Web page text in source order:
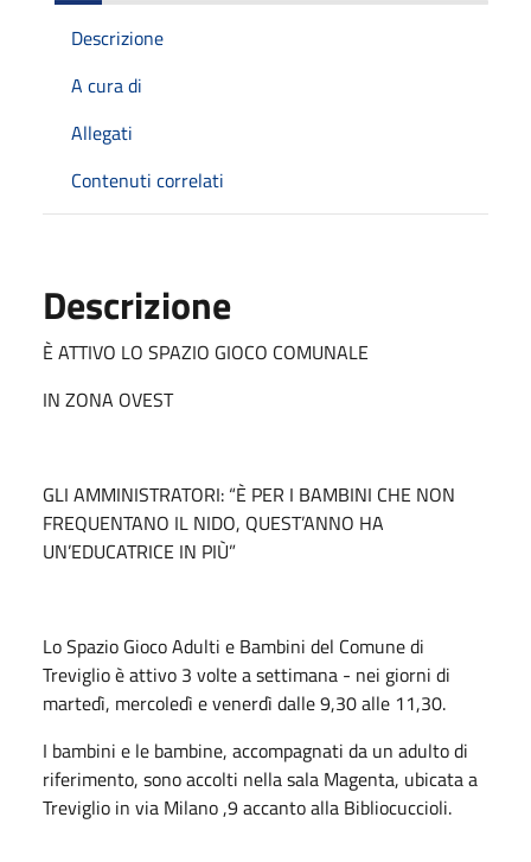
Descrizione
A cura di
Allegati
Contenuti correlati
Descrizione
È ATTIVO LO SPAZIO GIOCO COMUNALE
IN ZONA OVEST
GLI AMMINISTRATORI: “È PER I BAMBINI CHE NON
FREQUENTANO IL NIDO, QUEST’ANNO HA
UN’EDUCATRICE IN PIÙ”
Lo Spazio Gioco Adulti e Bambini del Comune di
Treviglio è attivo 3 volte a settimana - nei giorni di
martedì, mercoledì e venerdì dalle 9,30 alle 11,30.
I bambini e le bambine, accompagnati da un adulto di
riferimento, sono accolti nella sala Magenta, ubicata a
Treviglio in via Milano ,9 accanto alla Bibliocuccioli.